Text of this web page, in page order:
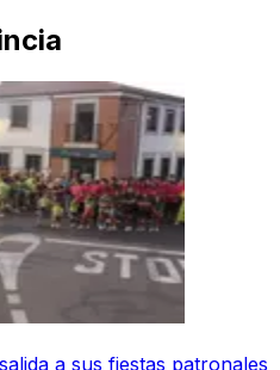
a sus fiestas patronales